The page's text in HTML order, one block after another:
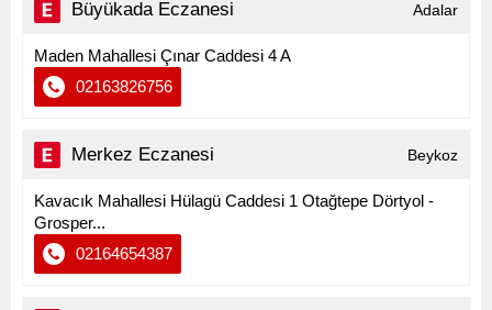
Büyükada Eczanesi Adalar
Maden Mahallesi Çınar Caddesi 4 A
02163826756
Merkez Eczanesi Beykoz
Kavacık Mahallesi Hülagü Caddesi 1 Otağtepe Dörtyol -
Grosper...
02164654387